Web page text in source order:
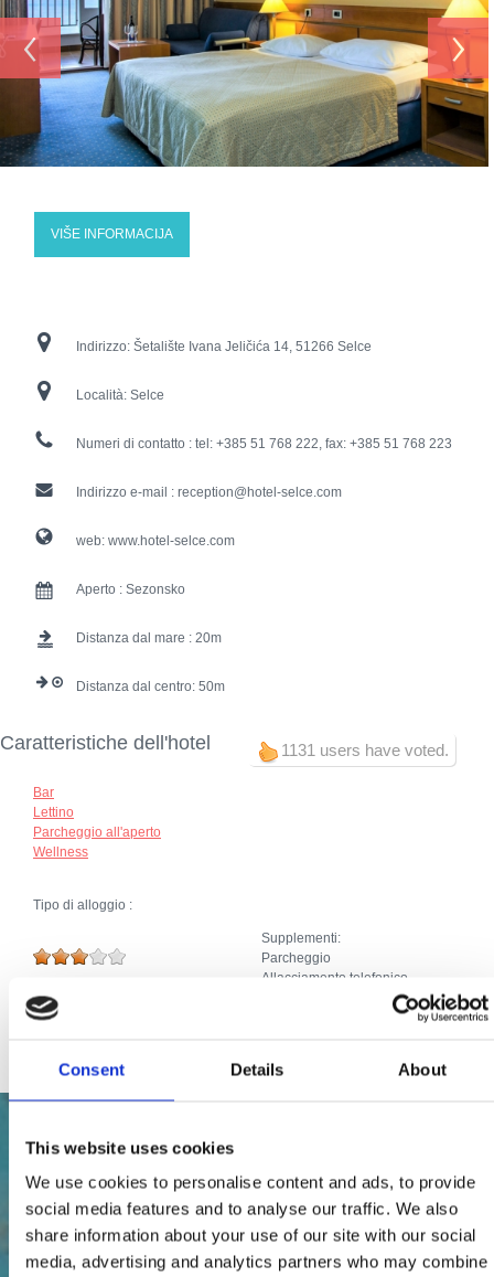
Consent Details About
This website uses cookies
We use cookies to personalise content and ads, to provide
social media features and to analyse our traffic. We also
share information about your use of our site with our social
media, advertising and analytics partners who may combine
‹ ›
VIŠE INFORMACIJA
Indirizzo: Šetalište Ivana Jeličića 14, 51266 Selce
Località: Selce
Numeri di contatto : tel: +385 51 768 222, fax: +385 51 768 223
Indirizzo e-mail : reception@hotel-selce.com
web: www.hotel-selce.com
Aperto : Sezonsko
Distanza dal mare : 20
Distanza dal centro: 50
1131 users have voted.
Caratteristiche dell'hotel
Bar
Lettino
Parcheggio all'aperto
Wellness
Tipo di alloggio :
Supplementi:
Parcheggio
Allacciamento telefonico